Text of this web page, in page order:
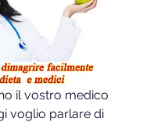
il vostro medico
voglio parlare di